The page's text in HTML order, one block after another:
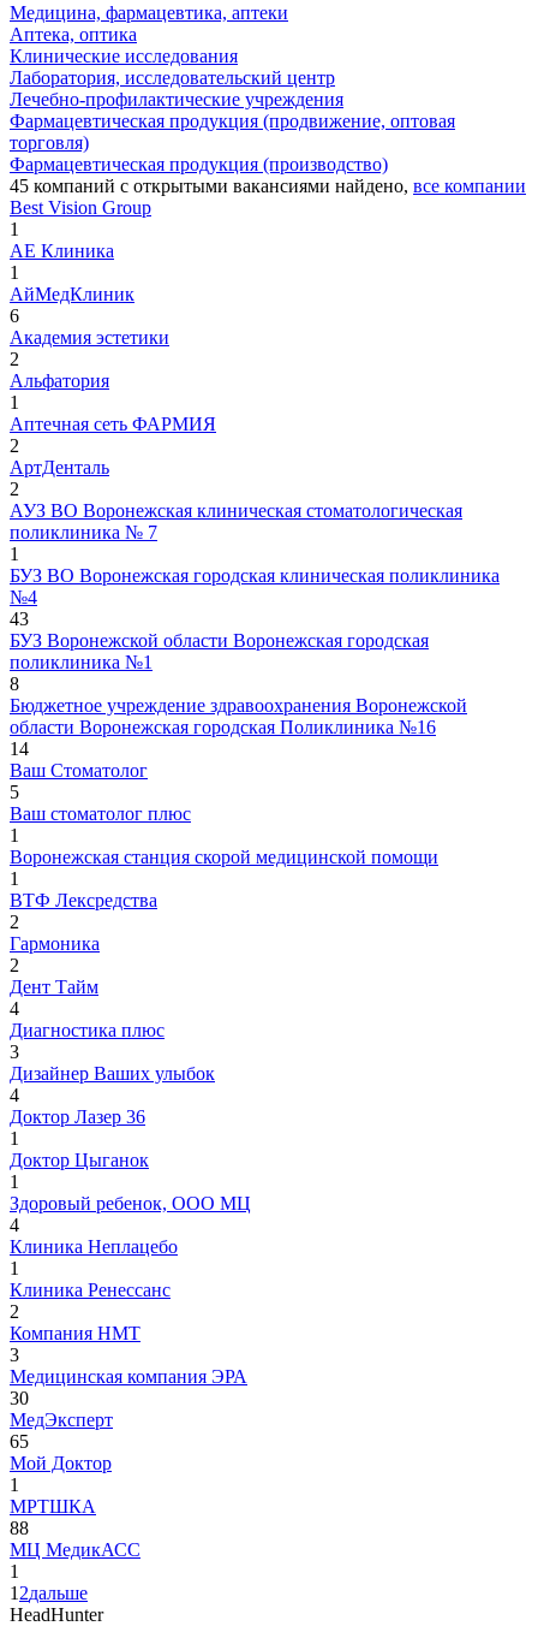
Медицина, фармацевтика, аптеки
Аптека, оптика
Клинические исследования
Лаборатория, исследовательский центр
Лечебно-профилактические учреждения
Фармацевтическая продукция (продвижение, оптовая
торговля)
Фармацевтическая продукция (производство)
45 компаний с открытыми вакансиями найдено, все компании
Best Vision Group
1
АЕ Клиника
1
АйМедКлиник
6
Академия эстетики
2
Альфатория
1
Аптечная сеть ФАРМИЯ
2
АртДенталь
2
АУЗ ВО Воронежская клиническая стоматологическая
поликлиника № 7
1
БУЗ ВО Воронежская городская клиническая поликлиника
№4
43
БУЗ Воронежской области Воронежская городская
поликлиника №1
8
Бюджетное учреждение здравоохранения Воронежской
области Воронежская городская Поликлиника №16
14
Ваш Стоматолог
5
Ваш стоматолог плюс
1
Воронежская станция скорой медицинской помощи
1
ВТФ Лексредства
2
Гармоника
2
Дент Тайм
4
Диагностика плюс
3
Дизайнер Ваших улыбок
4
Доктор Лазер 36
1
Доктор Цыганок
1
Здоровый ребенок, ООО МЦ
4
Клиника Неплацебо
1
Клиника Ренессанс
2
Компания НМТ
3
Медицинская компания ЭРА
30
МедЭксперт
65
Мой Доктор
1
МРТШКА
88
МЦ МедикАСС
1
1 2дальше
HeadHunter